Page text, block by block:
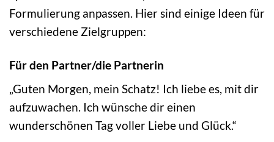
Formulierung anpassen. Hier sind einige Ideen für
verschiedene Zielgruppen:
Für den Partner/die Partnerin
„Guten Morgen, mein Schatz! Ich liebe es, mit dir
aufzuwachen. Ich wünsche dir einen
wunderschönen Tag voller Liebe und Glück.“